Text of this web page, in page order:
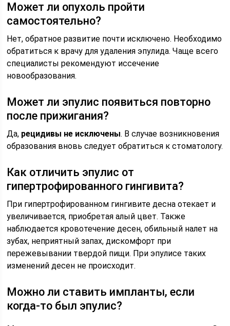
Может ли опухоль пройти
самостоятельно?
Нет, обратное развитие почти исключено. Необходимо
обратиться к врачу для удаления эпулида. Чаще всего
специалисты рекомендуют иссечение
новообразования.
Может ли эпулис появиться повторно
после прижигания?
Да, рецидивы не исключены. В случае возникновения
образования вновь следует обратиться к стоматологу.
Как отличить эпулис от
гипертрофированного гингивита?
При гипертрофированном гингивите десна отекает и
увеличивается, приобретая алый цвет. Также
наблюдается кровотечение десен, обильный налет на
зубах, неприятный запах, дискомфорт при
пережевывании твердой пищи. При эпулисе таких
изменений десен не происходит.
Можно ли ставить импланты, если
когда-то был эпулис?